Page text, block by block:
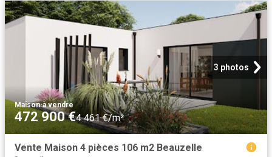
3 photos
Maison·à vendre
472 900 €4 461 €/m²
Vente Maison 4 pièces 106 m2 Beauzelle